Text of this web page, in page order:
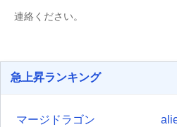
連絡ください。
急上昇ランキング
マージドラゴン